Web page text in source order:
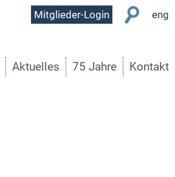
User
Mitglieder-Login eng
Aktuelles 75 Jahre Kontakt